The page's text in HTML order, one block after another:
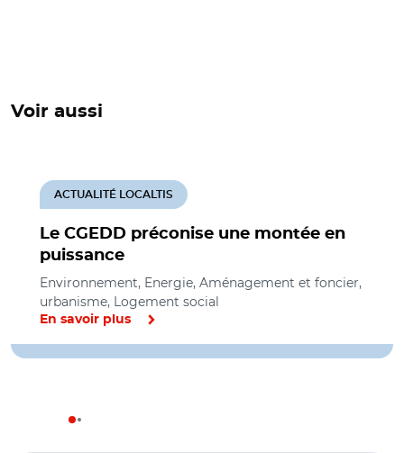
Voir aussi
Le CGEDD préconise une montée en
puissance
ACTUALITÉ LOCALTIS
Environnement, Energie, Aménagement et foncier,
urbanisme, Logement social
En savoir plus